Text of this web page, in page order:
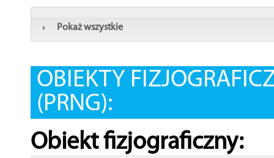
Pokaż wszystkie
OBIEKTY
(PRNG):
Obiekt fizjograficzny: